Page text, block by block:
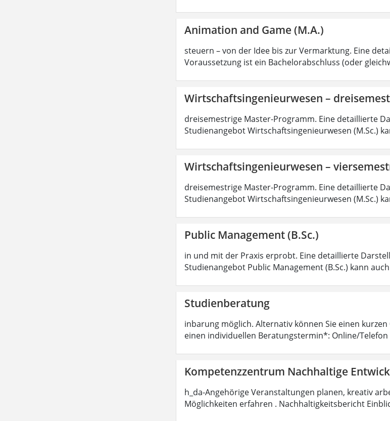
Animation and Game (M.A.)
steuern – von der Idee bis zur Vermarktung. Eine
Voraussetzung ist ein Bachelorabschluss (oder
Wirtschaftsingenieurwesen –
dreisemestrige Master-Programm. Eine detaillierte
Studienangebot Wirtschaftsingenieurwesen (M.Sc.)
Wirtschaftsingenieurwesen –
dreisemestrige Master-Programm. Eine detaillierte
Studienangebot Wirtschaftsingenieurwesen (M.Sc.)
Public Management (B.Sc.)
in und mit der Praxis erprobt. Eine detaillierte
Studienangebot Public Management (B.Sc.) kann
Studienberatung
inbarung möglich. Alternativ können Sie einen
einen individuellen Beratungstermin*: Online/
Kompetenzzentrum Nachhaltige
h_da-Angehörige Veranstaltungen planen, kreativ
Möglichkeiten erfahren . Nachhaltigkeitsbericht